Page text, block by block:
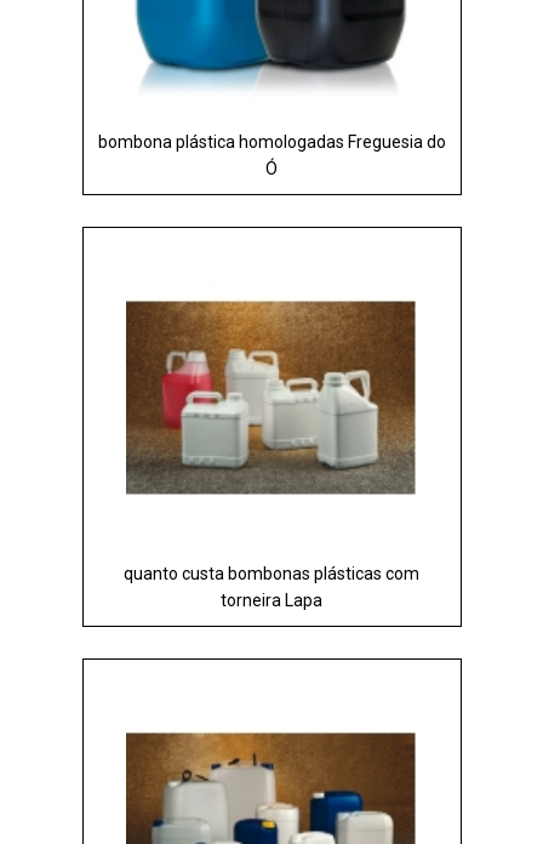
bombona plástica homologadas Freguesia do
Ó
quanto custa bombonas plásticas com
torneira Lapa